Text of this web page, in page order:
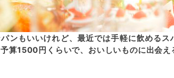
ンもいいけれど、最近では手軽に飲める
算1500円くらいで、おいしいものに出会え